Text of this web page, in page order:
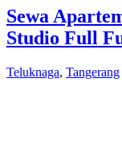
Sewa
Studio Full
Teluknaga, Tangerang